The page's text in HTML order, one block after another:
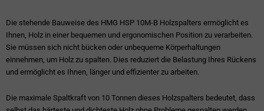
Die stehende Bauweise des HMG HSP 10M-B Holzspalters ermöglicht es
Ihnen, Holz in einer bequemen und ergonomischen Position zu verarbeiten.
Sie müssen sich nicht bücken oder unbequeme Körperhaltungen
einnehmen, um Holz zu spalten. Dies reduziert die Belastung Ihres Rückens
und ermöglicht es Ihnen, länger und effizienter zu arbeiten.
Die maximale Spaltkraft von 10 Tonnen dieses Holzspalters bedeutet, dass